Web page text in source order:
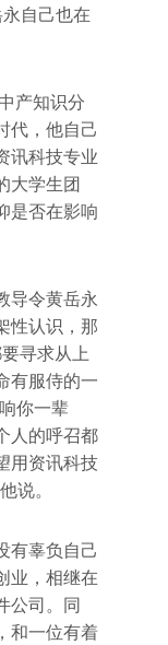
自己也在
产知识分
代，他自己
讯科技专业
大学生团
是否在影响
导令黄岳永
性认识，那
寻求从上
有服侍的一
你一辈
人的呼召都
用资讯科技
说。
有辜负自己
业，相继在
公司。同
和一位有着